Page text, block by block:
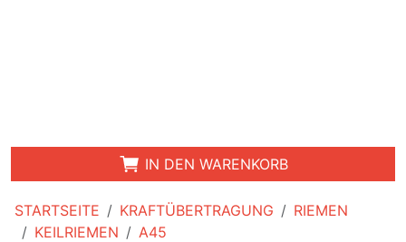
STARTSEITE KRAFTÜBERTRAGUNG
RIEMEN
KEILRIEMEN
A45
IN DEN WARENKORB